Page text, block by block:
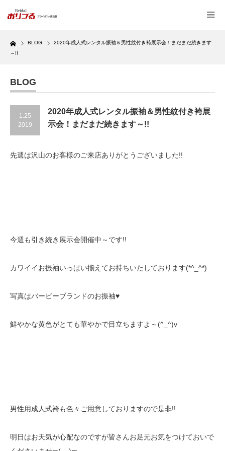
Home BLOG
2020年成人式レンタル振袖＆男性紋付き袴展示会！まだまだ続きます
～!!
BLOG
1.25
2019
2020年成人式レンタル振袖＆男性紋付き袴展
示会！まだまだ続きます～!!
先週は沢山のお客様のご来店ありがとうございました!!
今週も引き続き展示会開催中～です!!
カワイイお振袖いっぱい揃えてお持ちいたしております(*^_^*)
写真はバービーブランドのお振袖♥
鮮やかな黄色がとても華やかで目立ちますよ～(^_^)v
男性用成人式袴も色々ご用意しておりますので是非!!
明日はお天気が心配なのですが皆さんお足元お気をつけておいで